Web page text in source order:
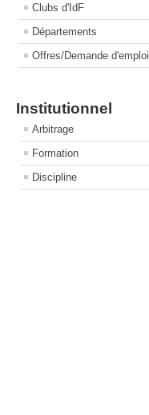
Clubs d'IdF
Départements
Offres/Demande d'emploi
Institutionnel
Arbitrage
Formation
Discipline